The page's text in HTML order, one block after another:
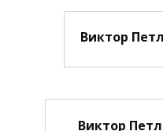
Виктор
Виктор